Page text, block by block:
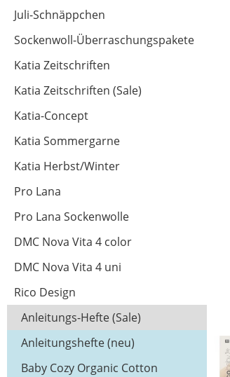
Juli-Schnäppchen
Sockenwoll-Überraschungspakete
Katia Zeitschriften
Katia Zeitschriften (Sale)
Katia-Concept
Katia Sommergarne
Katia Herbst/Winter
Pro Lana
Pro Lana Sockenwolle
DMC Nova Vita 4 color
DMC Nova Vita 4 uni
Rico Design
Anleitungs-Hefte (Sale)
Anleitungshefte (neu)
Baby Cozy Organic Cotton